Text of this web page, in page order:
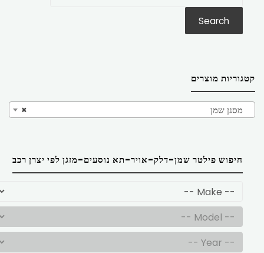
Search
קטגוריות מוצרים
× מסנן שמן
חיפוש פילטר שמן-דלק-אויר-תא נוסעים-מזגן לפי יצרן רכב